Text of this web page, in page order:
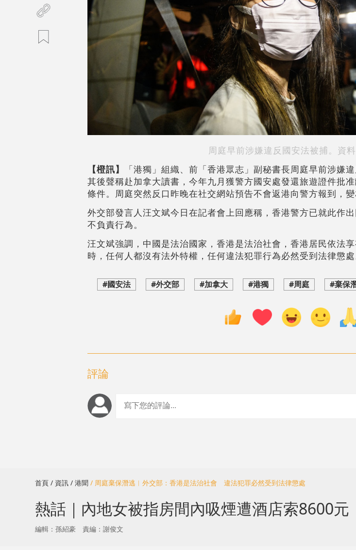
周庭早前涉嫌違反國安法被捕。資
【橙訊】
「港獨」組織、前「香港眾志」副秘書長周庭早前涉嫌
其後聲稱赴加拿大讀書，今年九月獲警方國安處發還旅遊證件批
條件。周庭突然反口昨晚在社交網站預告不會返港向警方報到，變
外交部發言人汪文斌今日在記者會上回應稱，香港警方已就此作
不負責行為。
汪文斌強調，中國是法治國家，香港是法治社會，香港居民依法
時，任何人都沒有法外特權，任何違法犯罪行為必然受到法律懲處
#國安法 #外交部 #加拿大 #港獨 #周庭 #棄保
評論
首頁 / 資訊 / 港聞 / 周庭棄保潛逃︱外交部：香港是法治社會 違法犯罪必然受到法律懲處
熱話｜內地女被指房間內吸煙遭酒店索8600
編輯：孫紹豪 責編：謝俊文